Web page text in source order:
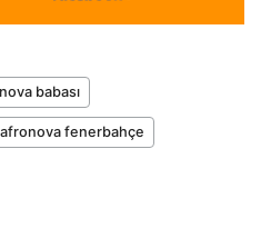
babası
fenerbahçe